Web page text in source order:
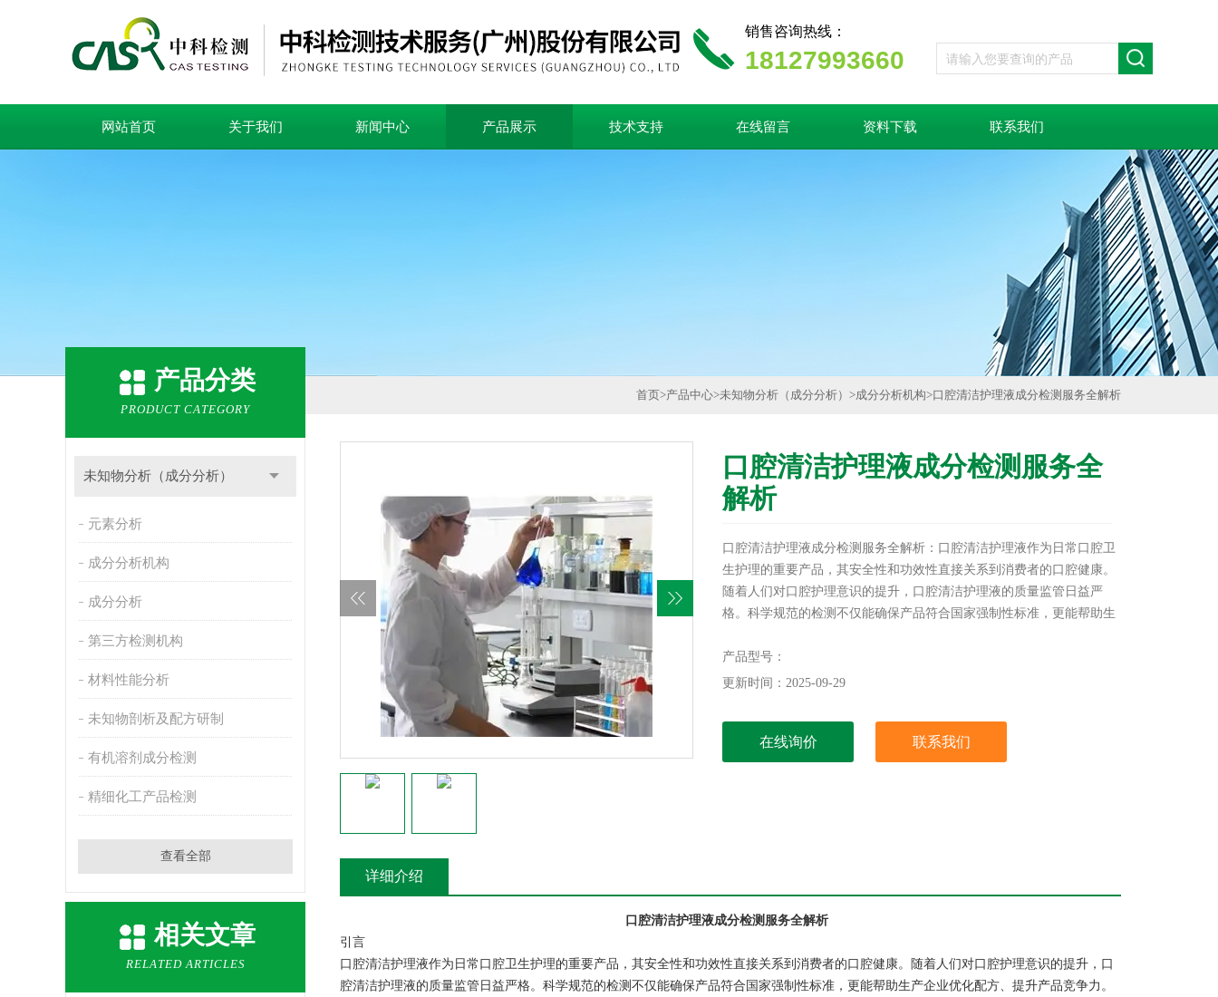
销售咨询热线：
18127993660
网站首页 关于我们 新闻中心 产品展示 技术支持 在线留言 资料下载 联系我们
产品分类
PRODUCT CATEGORY
未知物分析（成分分析）
元素分析
成分分析机构
成分分析
第三方检测机构
材料性能分析
未知物剖析及配方研制
有机溶剂成分检测
精细化工产品检测
查看全部
相关文章
RELATED ARTICLES
首页>产品中心>未知物分析（成分分析） >成分分析机构>口腔清洁护理液成分检测服务全解析
口腔清洁护理液成分检测服务全
解析
口腔清洁护理液成分检测服务全解析：口腔清洁护理液作为日常口腔卫
生护理的重要产品，其安全性和功效性直接关系到消费者的口腔健康。
随着人们对口腔护理意识的提升，口腔清洁护理液的质量监管日益严
格。科学规范的检测不仅能确保产品符合国家强制性标准，更能帮助生
测的技术要点、标准规范及创新应用，为生产企业、品牌商及监管机构
提供专业参考。
产品型号：
更新时间：2025-09-29
在线询价 联系我们
详细介绍
口腔清洁护理液成分检测服务全解析
引言
口腔清洁护理液作为日常口腔卫生护理的重要产品，其安全性和功效性直接关系到消费者的口腔健康。随着人们对口腔护理意识的提升，口
腔清洁护理液的质量监管日益严格。科学规范的检测不仅能确保产品符合国家强制性标准，更能帮助生产企业优化配方、提升产品竞争力。